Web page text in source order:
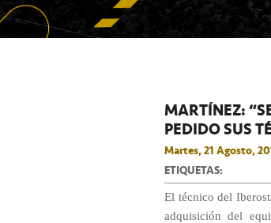
MARTÍNEZ:
PEDIDO SUS
Martes, 21 Agosto,
ETIQUETAS:
El técnico del
adquisición del